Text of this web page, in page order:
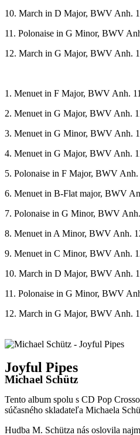
5. Polonaise in F Major, BWV Anh.
6. Menuet in B-Flat major, BWV
7. Polonaise in G Minor, BWV Anh.
9. Menuet in C Minor, BWV Anh.
10. March in D Major, BWV Anh.
11. Polonaise in G Minor, BWV
12. March in G Major, BWV Anh.
Michael Schütz
Tento album spolu s CD Pop
stretnutie vážnej a pop hudby v
ktoré sú atraktívne aj pre mladšie
Album je akýmsi pokračovaním
výbere tých istých účinkujúcich.
Socha (flauta), Martina Kostolanská